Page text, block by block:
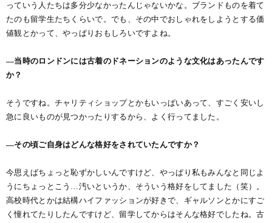
っていう人たちは多分少なかったんじゃないかな。ブランドものを着て
たのも留学生たちくらいで。でも、その中でおしゃれをしようとする価
値観とかって、やっぱりおもしろいですよね。
―当時のロンドンには古着のドネーションのような文化はあったんです
か？
そうですね。チャリティショップとかもいっぱいあって、すごく安いし
急に良いものが見つかったりするから、よく行ってました。
―その頃ご自身はどんな格好をされていたんですか？
今思えばちょっと恥ずかしいんですけど、やっぱり私もみんなと同じよ
うにちょっとこう…汚いというか、そういう格好をしてました（笑）。
高校時代とかは結構ハイファッションが好きで、ギャルソンとかにすご
く憧れてたりしたんですけど、留学してからはそんな格好でしたね。古